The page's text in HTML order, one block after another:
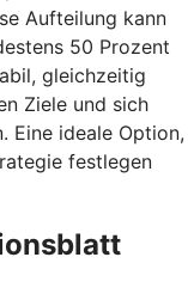
Aufteilung kann
50 Prozent
gleichzeitig
Ziele und sich
Eine ideale Option,
festlegen